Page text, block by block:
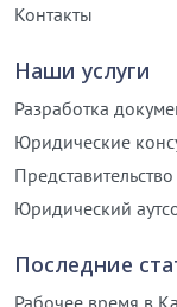
Контакты
Наши услуги
Разработка
Юридические
Юридический
Последние
Рабочее время в